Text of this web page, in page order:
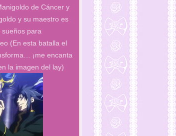
de Cáncer y
y su maestro es
para
(En esta batalla el
¡me encanta
la imagen del lay)